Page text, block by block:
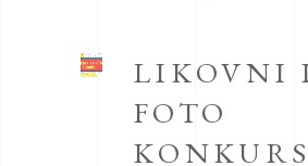
LIKOVNI
FOTO